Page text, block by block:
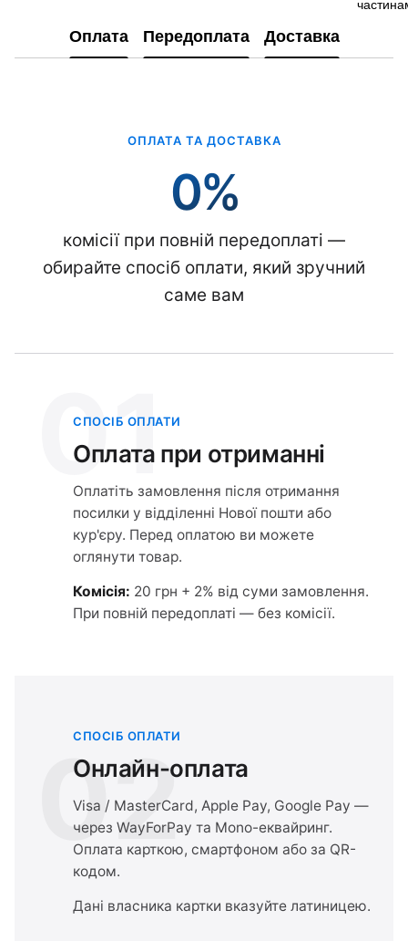
Оплата Передоплата Доставка
ОПЛАТА ТА ДОСТАВКА
0%
комісії при повній передоплаті —
обирайте спосіб оплати, який зручний
саме вам
01
СПОСІБ ОПЛАТИ
Оплата при отриманні
Оплатіть замовлення після отримання
посилки у відділенні Нової пошти або
кур'єру. Перед оплатою ви можете
оглянути товар.
Комісія: 20 грн + 2% від суми замовлення.
При повній передоплаті — без комісії.
02
СПОСІБ ОПЛАТИ
Онлайн-оплата
Visa / MasterCard, Apple Pay, Google Pay —
через WayForPay та Mono-еквайринг.
Оплата карткою, смартфоном або за QR-
кодом.
Дані власника картки вказуйте латиницею.